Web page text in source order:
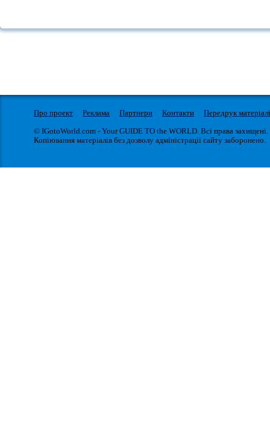
Про проект Реклама Партнери Контакти
Передрук
© IGotoWorld.com - Your GUIDE TO the WORLD. Всі права захищені.
Копіювання матеріалів без дозволу адміністрації сайту заборонено.